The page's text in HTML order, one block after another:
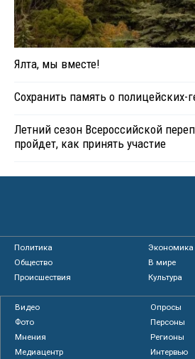
Ялта, мы вместе!
Сохранить память о полицейских-
Летний сезон Всероссийской
пройдет, как принять участие
Политика
Экономика
Общество
В мире
Происшествия
Культура
Видео
Опросы
Фото
Персоны
Мнения
Регионы
Медиацентр
Интервью